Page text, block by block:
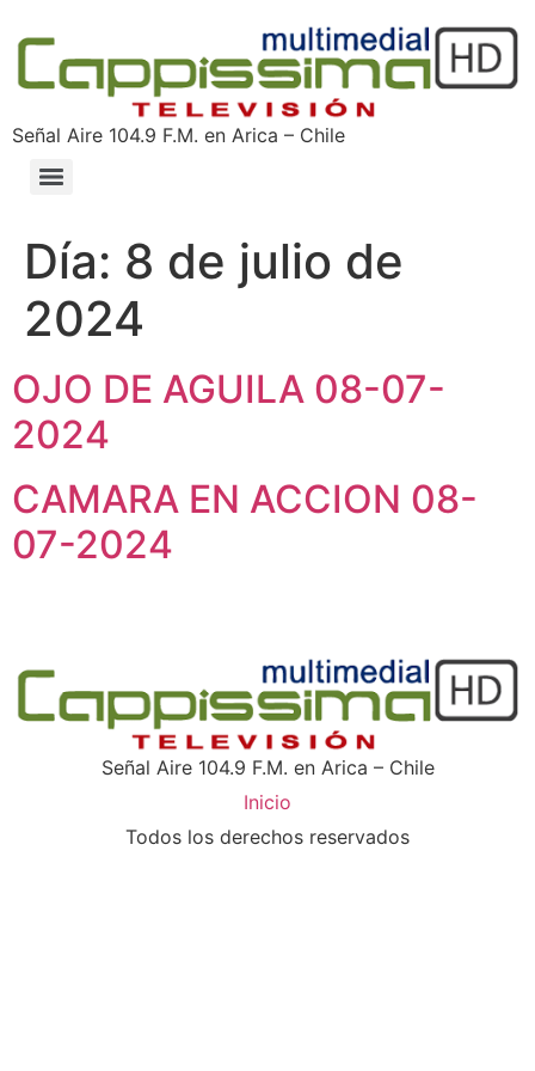
Señal Aire 104.9 F.M. en Arica – Chile
Día: 8 de julio de
2024
OJO DE AGUILA 08-07-
2024
CAMARA EN ACCION 08-
07-2024
Señal Aire 104.9 F.M. en Arica – Chile
Inicio
Todos los derechos reservados